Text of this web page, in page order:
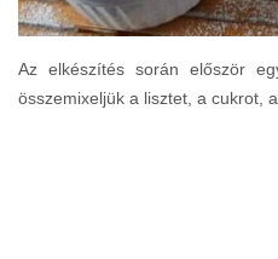
Az elkészítés során először
összemixeljük a lisztet, a cukrot,